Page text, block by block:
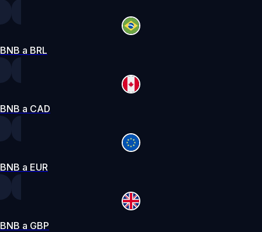
BNB a BRL
BNB a CAD
BNB a EUR
BNB a GBP